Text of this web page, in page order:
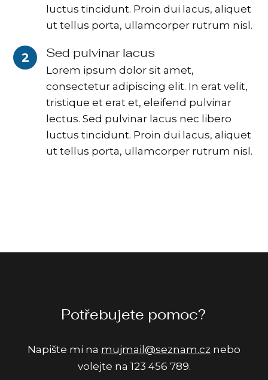
luctus tincidunt. Proin dui lacus, aliquet
ut tellus porta, ullamcorper rutrum nisl.
2 Sed pulvinar lacus
Lorem ipsum dolor sit amet,
consectetur adipiscing elit. In erat velit,
tristique et erat et, eleifend pulvinar
lectus. Sed pulvinar lacus nec libero
luctus tincidunt. Proin dui lacus, aliquet
ut tellus porta, ullamcorper rutrum nisl.
Potřebujete pomoc?
Napište mi na mujmail@seznam.cz nebo
volejte na 123 456 789.